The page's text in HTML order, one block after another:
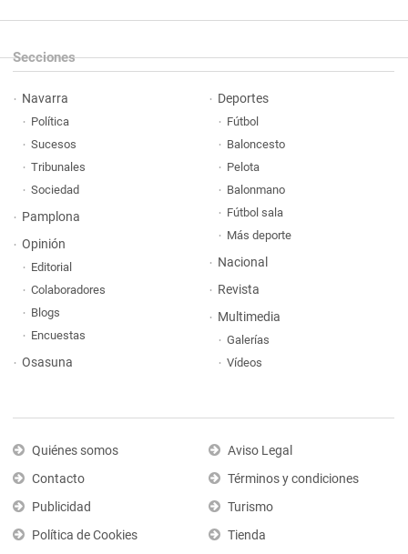
Secciones
Navarra
Política
Sucesos
Tribunales
Sociedad
Pamplona
Opinión
Editorial
Colaboradores
Blogs
Encuestas
Osasuna
Deportes
Fútbol
Baloncesto
Pelota
Balonmano
Fútbol sala
Más deporte
Nacional
Revista
Multimedia
Galerías
Vídeos
Quiénes somos
Contacto
Publicidad
Política de Cookies
Aviso Legal
Términos y condiciones
Turismo
Tienda